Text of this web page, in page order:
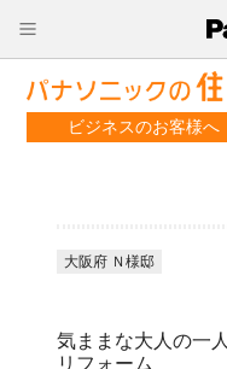
ビジネスのお客様へ
大阪府 Ｎ様邸
気ままな大人の一
リフォーム